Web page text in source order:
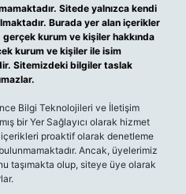
Sitede yalnızca kendi
Burada yer alan içerikler
kurum ve kişiler hakkında
kurum ve kişiler ile isim
Sitemizdeki bilgiler taslak
Bilgi Teknolojileri ve İletişim
bir Yer Sağlayıcı olarak hizmet
proaktif olarak denetleme
Ancak, üyelerimiz
taşımakta olup, siteye üye olarak